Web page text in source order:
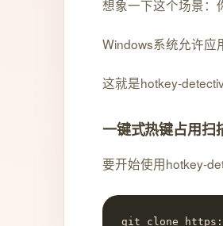
想象一下这个场景：
Windows系统允许应
这就是hotkey-
一键式热键占用扫
要开始使用hotkey-
git clone